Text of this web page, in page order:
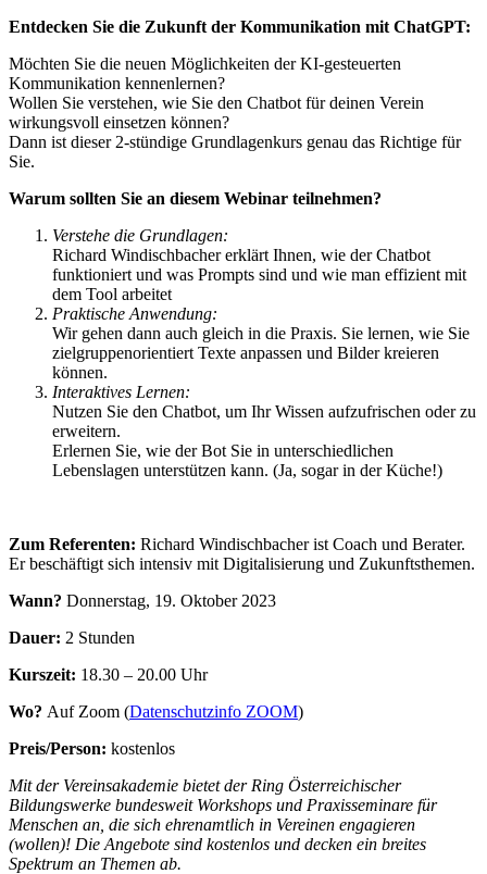
Entdecken Sie die Zukunft der Kommunikation mit ChatGPT:
Möchten Sie die neuen Möglichkeiten der KI-gesteuerten
Kommunikation kennenlernen?
Wollen Sie verstehen, wie Sie den Chatbot für deinen Verein
wirkungsvoll einsetzen können?
Dann ist dieser 2-stündige Grundlagenkurs genau das Richtige für
Sie.
Warum sollten Sie an diesem Webinar teilnehmen?
Verstehe die Grundlagen:
Richard Windischbacher erklärt Ihnen, wie der Chatbot
funktioniert und was Prompts sind und wie man effizient mit
dem Tool arbeitet
Praktische Anwendung:
Wir gehen dann auch gleich in die Praxis. Sie lernen, wie Sie
zielgruppenorientiert Texte anpassen und Bilder kreieren
können.
Interaktives Lernen:
Nutzen Sie den Chatbot, um Ihr Wissen aufzufrischen oder zu
erweitern.
Erlernen Sie, wie der Bot Sie in unterschiedlichen
Lebenslagen unterstützen kann. (Ja, sogar in der Küche!)
Zum Referenten: Richard Windischbacher ist Coach und Berater.
Er beschäftigt sich intensiv mit Digitalisierung und Zukunftsthemen.
Wann? Donnerstag, 19. Oktober 2023
Dauer: 2 Stunden
Kurszeit: 18.30 – 20.00 Uhr
Wo? Auf Zoom (Datenschutzinfo ZOOM)
Preis/Person: kostenlos
Mit der Vereinsakademie bietet der Ring Österreichischer
Bildungswerke bundesweit Workshops und Praxisseminare für
Menschen an, die sich ehrenamtlich in Vereinen engagieren
(wollen)! Die Angebote sind kostenlos und decken ein breites
Spektrum an Themen ab.